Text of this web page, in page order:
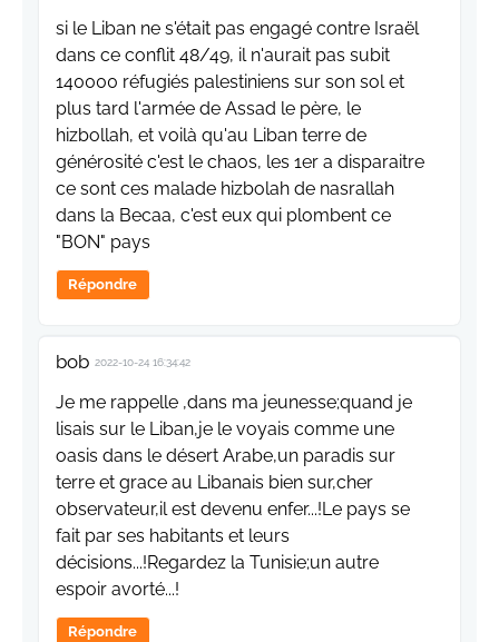
si le Liban ne s'était pas engagé contre Israël
dans ce conflit 48/49, il n'aurait pas subit
140000 réfugiés palestiniens sur son sol et
plus tard l'armée de Assad le père, le
hizbollah, et voilà qu'au Liban terre de
générosité c'est le chaos, les 1er a disparaitre
ce sont ces malade hizbolah de nasrallah
dans la Becaa, c'est eux qui plombent ce
"BON" pays
Répondre
bob 2022-10-24 16:34:42
Je me rappelle ,dans ma jeunesse;quand je
lisais sur le Liban,je le voyais comme une
oasis dans le désert Arabe,un paradis sur
terre et grace au Libanais bien sur,cher
observateur,il est devenu enfer...!Le pays se
fait par ses habitants et leurs
décisions...!Regardez la Tunisie;un autre
espoir avorté...!
Répondre